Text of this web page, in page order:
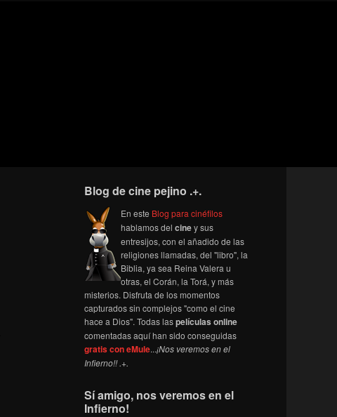
Blog de cine pejino .+.
En este Blog para cinéfilos
hablamos del ciney sus
entresijos, con el añadido de las
religiones llamadas, del "libro", la
Biblia, ya sea Reina Valera u
otras, el Corán, la Torá, y más
misterios. Disfruta de los momentos
capturados sin complejos "como el cine
hace a Dios". Todas laspelículas online
comentadas aquí han sido conseguidas
gratis con eMule...¡Nos veremos en el
Infierno!! .+.
Sí amigo, nos veremos en el
Infierno!